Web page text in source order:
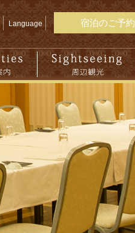
Language 宿泊のご予約